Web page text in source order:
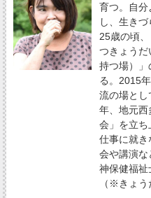
育つ。自分
し、生き
25歳の頃
つきょうだ
持つ場）」
る。2015
流の場とし
年、地元西
会」を立ち
仕事に就き
会や講演な
神保健福祉
（※きょ